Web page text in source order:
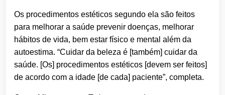
Os procedimentos estéticos segundo ela são feitos
para melhorar a saúde prevenir doenças, melhorar
hábitos de vida, bem estar físico e mental além da
autoestima. “Cuidar da beleza é [também] cuidar da
saúde. [Os] procedimentos estéticos [devem ser feitos]
de acordo com a idade [de cada] paciente”, completa.